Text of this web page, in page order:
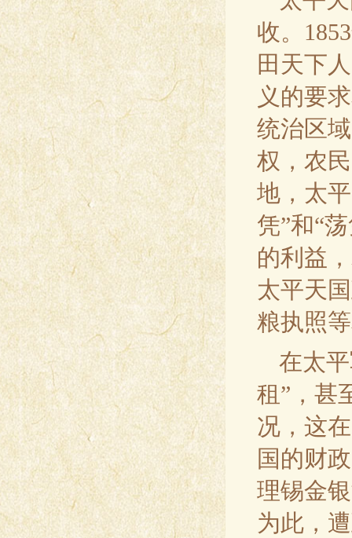
收。
田天下
义的要
统治区
权，农
地，太
凭”和“
的利益
太平天
粮执照
在太
租”，甚
况，这
国的财
理锡金
为此，